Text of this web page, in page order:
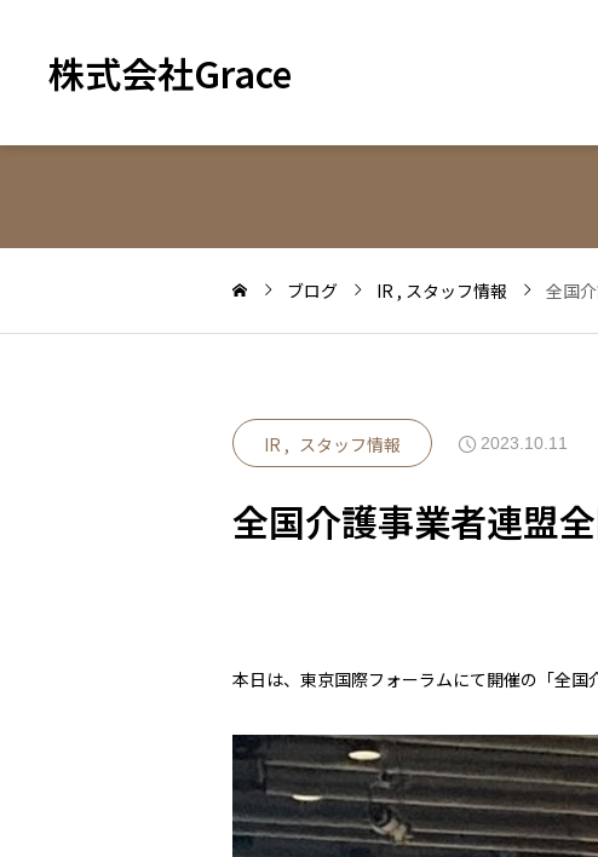
株式会社Grace
ブログ IR スタッフ情報 全国
IR スタッフ情報 2023.10.11
全国介護事業者連盟
本日は、東京国際フォーラムにて開催の「全国